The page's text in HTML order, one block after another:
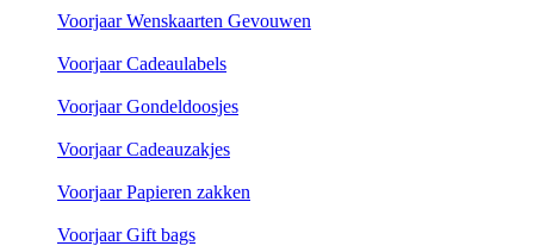
Voorjaar Wenskaarten Gevouwen
Voorjaar Cadeaulabels
Voorjaar Gondeldoosjes
Voorjaar Cadeauzakjes
Voorjaar Papieren zakken
Voorjaar Gift bags